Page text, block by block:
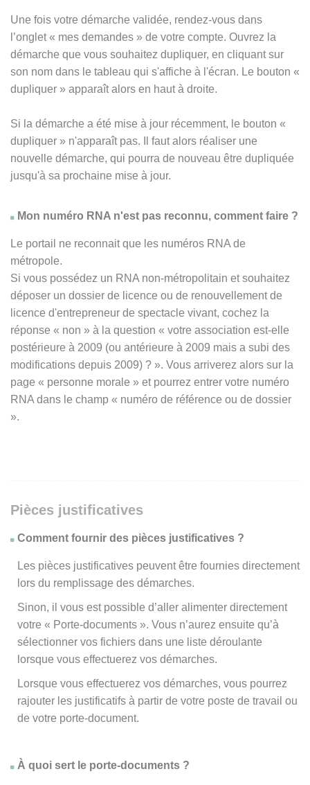
Une fois votre démarche validée, rendez-vous dans
l’onglet « mes demandes » de votre compte. Ouvrez la
démarche que vous souhaitez dupliquer, en cliquant sur
son nom dans le tableau qui s'affiche à l'écran. Le bouton «
dupliquer » apparaît alors en haut à droite.
Si la démarche a été mise à jour récemment, le bouton «
dupliquer » n'apparaît pas. Il faut alors réaliser une
nouvelle démarche, qui pourra de nouveau être dupliquée
jusqu'à sa prochaine mise à jour.
Mon numéro RNA n'est pas reconnu, comment faire ?
Le portail ne reconnait que les numéros RNA de
métropole.
Si vous possédez un RNA non-métropolitain et souhaitez
déposer un dossier de licence ou de renouvellement de
licence d'entrepreneur de spectacle vivant, cochez la
réponse « non » à la question « votre association est-elle
postérieure à 2009 (ou antérieure à 2009 mais a subi des
modifications depuis 2009) ? ». Vous arriverez alors sur la
page « personne morale » et pourrez entrer votre numéro
RNA dans le champ « numéro de référence ou de dossier
».
Pièces justificatives
Comment fournir des pièces justificatives ?
Les pièces justificatives peuvent être fournies directement
lors du remplissage des démarches.
Sinon, il vous est possible d’aller alimenter directement
votre « Porte-documents ». Vous n’aurez ensuite qu’à
sélectionner vos fichiers dans une liste déroulante
lorsque vous effectuerez vos démarches.
Lorsque vous effectuerez vos démarches, vous pourrez
rajouter les justificatifs à partir de votre poste de travail ou
de votre porte-document.
À quoi sert le porte-documents ?